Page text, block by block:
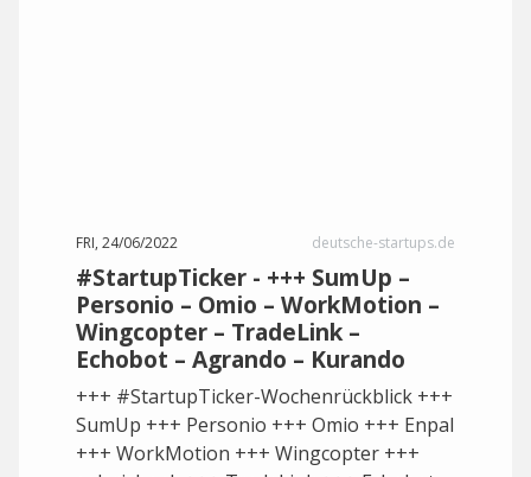
FRI, 24/06/2022 deutsche-startups.de
#StartupTicker - +++ SumUp –
Personio – Omio – WorkMotion –
Wingcopter – TradeLink –
Echobot – Agrando – Kurando
+++ #StartupTicker-Wochenrückblick +++
SumUp +++ Personio +++ Omio +++ Enpal
+++ WorkMotion +++ Wingcopter +++